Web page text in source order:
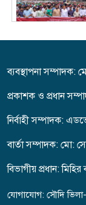
ব্যবস্থাপনা
প্রকাশক ও প্রধান
নির্বাহী সম্পাদক:
বার্তা সম্পাদক: মো:
বিভাগীয় প্রধান: মিহির
যোগাযোগ: সৌদি